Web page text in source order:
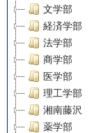
文学部
経済学部
法学部
商学部
医学部
理工学部
湘南藤沢
薬学部